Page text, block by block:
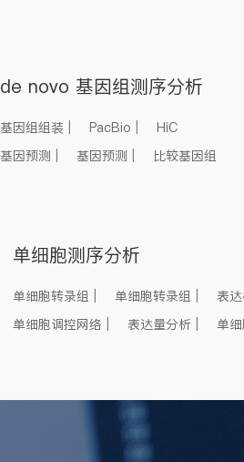
de novo 基因组测序分析
基因组组装 PacBio
HiC
基因预测
基因预测 比较基因组
单细胞测序分析
单细胞转录组 单细胞转录组
表
单细胞调控网络
表达量分析 单